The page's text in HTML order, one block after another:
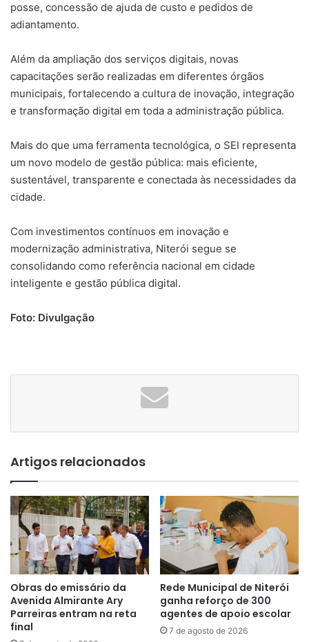
posse, concessão de ajuda de custo e pedidos de
adiantamento.
Além da ampliação dos serviços digitais, novas
capacitações serão realizadas em diferentes órgãos
municipais, fortalecendo a cultura de inovação, integração
e transformação digital em toda a administração pública.
Mais do que uma ferramenta tecnológica, o SEI representa
um novo modelo de gestão pública: mais eficiente,
sustentável, transparente e conectada às necessidades da
cidade.
Com investimentos contínuos em inovação e
modernização administrativa, Niterói segue se
consolidando como referência nacional em cidade
inteligente e gestão pública digital.
Foto: Divulgação
Artigos relacionados
Obras do emissário da
Avenida Almirante Ary
Parreiras entram na reta
final
Rede Municipal de Niterói
ganha reforço de 300
agentes de apoio escolar
7 de agosto de 2026